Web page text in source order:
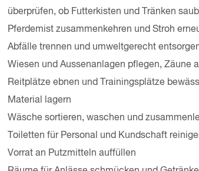
überprüfen, ob Futterkisten und Tränken
Pferdemist zusammenkehren und Stroh
Abfälle trennen und umweltgerecht
Wiesen und Aussenanlagen pflegen, Zäune
Reitplätze ebnen und Trainingsplätze
Material lagern
Wäsche sortieren, waschen und
Toiletten für Personal und Kundschaft
Vorrat an Putzmitteln auffüllen